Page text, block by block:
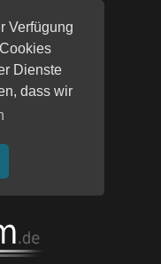
Verfügung
Dienste
dass wir